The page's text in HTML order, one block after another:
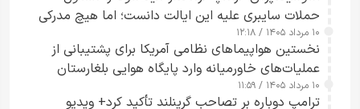
حملات سایبری علیه این ایالت دانست؛ اما هیچ مدرکی
ارائه نکرد
۱۰ مرداد ۱۴۰۵ / ۱۲:۱۸
نخستین هواپیماهای نظامی آمریکا برای پشتیبانی از
عملیات‌های خاورمیانه وارد پایگاه هوایی بلغارستان
شدند
۱۰ مرداد ۱۴۰۵ / ۱۱:۵۹
ترامپ دوباره بر تصاحب گرینلند تأکید کرد+ ویدیو